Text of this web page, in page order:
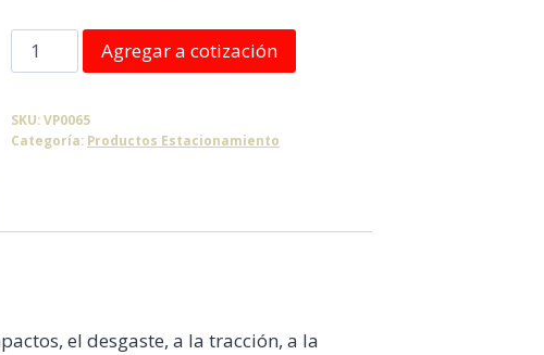
Lomo
Toro
cantidad
Agregar a cotización
SKU:VP0065
Categoría: Productos Estacionamiento
el desgaste, a la tracción, a la